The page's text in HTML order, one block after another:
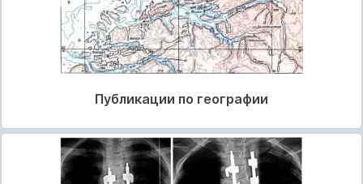
Публикации по географии